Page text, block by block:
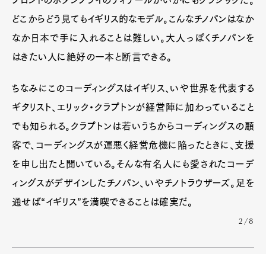
どこからどう見てもイギリス的なモデル。こんなチノパンはなか
なか日本で手に入れることは難しい。大人っぽくチノパンを
はきたい人に絶好の一本と断言できる。
ちなみにこのコーディングスはイギリス、いや世界を代表する
ギタリスト、エリック・クラプトンが経営陣に加わっていること
でも知られる。クラプトンは若いうちからコーディングスの顧
客で、コーディングスが運悪く経営危機に陥ったときに、支援
を申し出たと聞いている。そんな有名人にも愛されたコーデ
ィングスがデザインしたチノパン、いやチノトラウザーズ。足を
通せば“イギリス”を満喫できることは確実だ。
2/8